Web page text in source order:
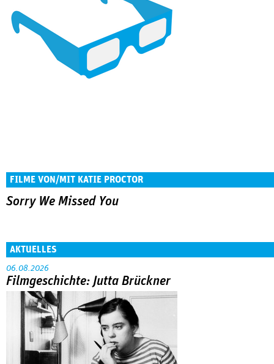
FILME VON/MIT KATIE PROCTOR
Sorry We Missed You
AKTUELLES
06.08.2026
Filmgeschichte: Jutta Brückner